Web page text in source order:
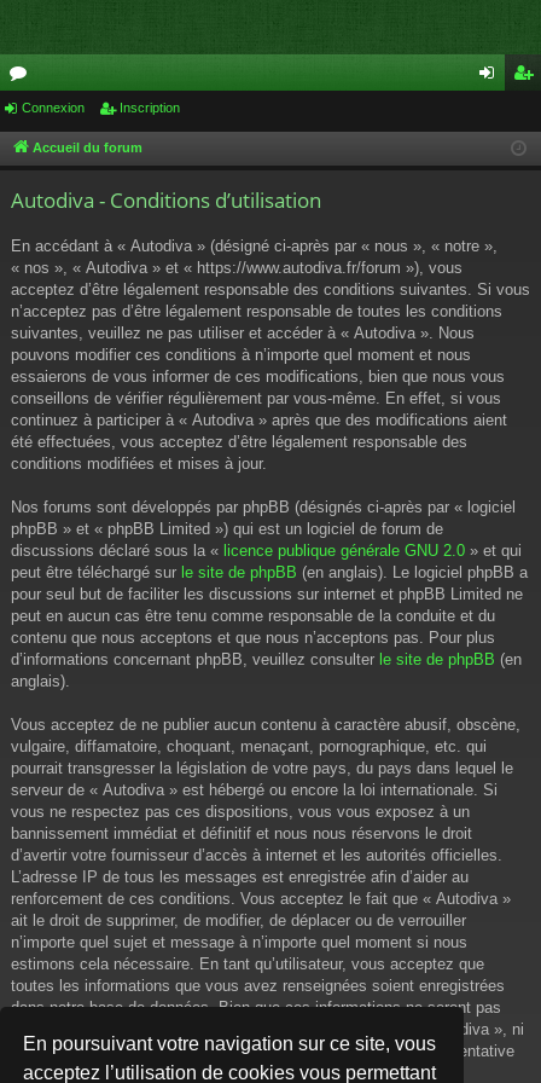
En poursuivant votre navigation sur ce site, vous
acceptez l’utilisation de cookies vous permettant
or
u cri
Connexion Inscription
Accueil du forum
Autodiva - Conditions d’utilisation
En accédant à « Autodiva » (désigné ci-après par « nous », « notre »,
« nos », « Autodiva » et « https://www.autodiva.fr/forum »), vous
acceptez d’être légalement responsable des conditions suivantes. Si vous
n’acceptez pas d’être légalement responsable de toutes les conditions
suivantes, veuillez ne pas utiliser et accéder à « Autodiva ». Nous
pouvons modifier ces conditions à n’importe quel moment et nous
essaierons de vous informer de ces modifications, bien que nous vous
conseillons de vérifier régulièrement par vous-même. En effet, si vous
continuez à participer à « Autodiva » après que des modifications aient
été effectuées, vous acceptez d’être légalement responsable des
conditions modifiées et mises à jour.
Nos forums sont développés par phpBB (désignés ci-après par « logiciel
phpBB » et « phpBB Limited ») qui est un logiciel de forum de
discussions déclaré sous la « licence publique générale GNU 2.0 » et qui
peut être téléchargé sur le site de phpBB (en anglais). Le logiciel phpBB a
pour seul but de faciliter les discussions sur internet et phpBB Limited ne
peut en aucun cas être tenu comme responsable de la conduite et du
contenu que nous acceptons et que nous n’acceptons pas. Pour plus
d’informations concernant phpBB, veuillez consulter le site de phpBB (en
anglais).
Vous acceptez de ne publier aucun contenu à caractère abusif, obscène,
vulgaire, diffamatoire, choquant, menaçant, pornographique, etc. qui
pourrait transgresser la législation de votre pays, du pays dans lequel le
serveur de « Autodiva » est hébergé ou encore la loi internationale. Si
vous ne respectez pas ces dispositions, vous vous exposez à un
bannissement immédiat et définitif et nous nous réservons le droit
d’avertir votre fournisseur d’accès à internet et les autorités officielles.
L’adresse IP de tous les messages est enregistrée afin d’aider au
renforcement de ces conditions. Vous acceptez le fait que « Autodiva »
ait le droit de supprimer, de modifier, de déplacer ou de verrouiller
n’importe quel sujet et message à n’importe quel moment si nous
estimons cela nécessaire. En tant qu’utilisateur, vous acceptez que
toutes les informations que vous avez renseignées soient enregistrées
dans notre base de données. Bien que ces informations ne seront pas
diffusées à une tierce partie sans votre consentement, ni « Autodiva », ni
phpBB, ne pourront être tenus comme responsables en cas de tentative
de piratage informatique visant à compromettre vos données.